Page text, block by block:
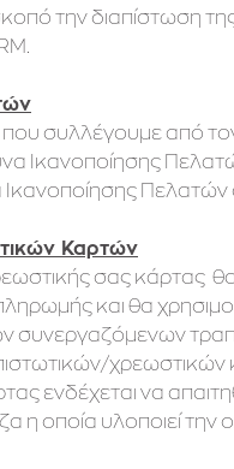
την διαπίστωση
συλλέγουμε από
Ικανοποίησης
Πελατών
Καρτών
σας
και θα
συνεργαζόμενων
ενδέχεται να
η οποία υλοποιεί